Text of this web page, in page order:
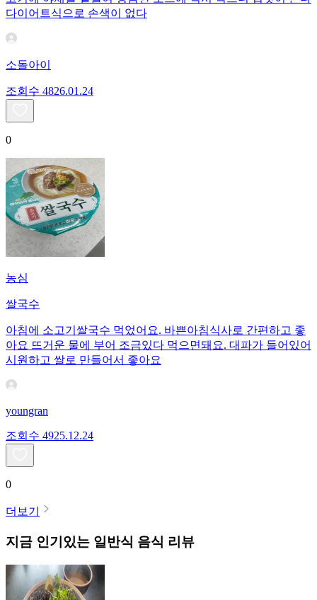
다이어트식으로 손색이 없다
소돌아이
조회수 4826.01.24
0
농심
쌀국수
아침에 소고기쌀국수 먹었어요. 바쁜아침식사로 간편하고 좋
아요 뜨거운 물에 부어 조금있다 먹으면돼요. 대파가 들어있어
시원하고 쌀로 만들어서 좋아요
youngran
조회수 4925.12.24
0
더보기
지금 인기있는 일반식 음식 리뷰